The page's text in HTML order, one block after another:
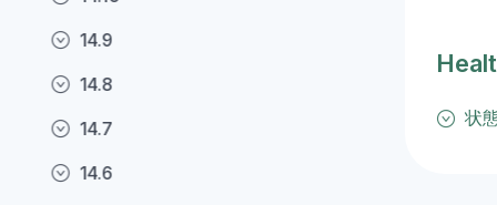
14.9
14.8
14.7
14.6
状